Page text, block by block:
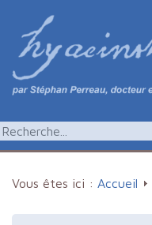
Vous êtes ici : Accueil